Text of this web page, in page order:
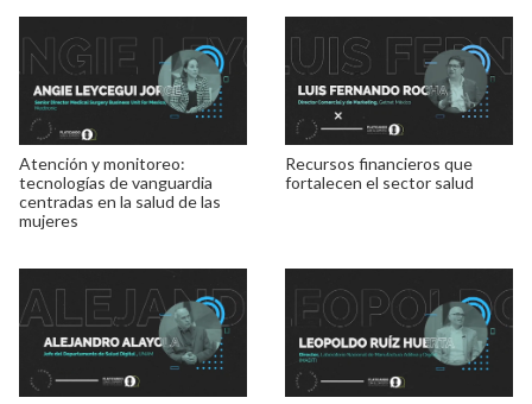
Atención y monitoreo:
tecnologías de vanguardia
centradas en la salud de las
mujeres
Recursos financieros que
fortalecen el sector salud